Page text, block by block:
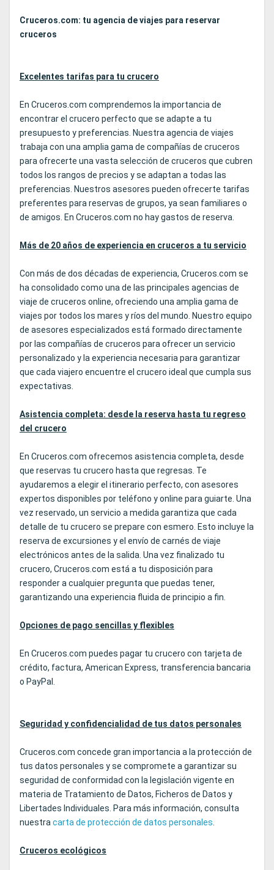
Cruceros.com: tu agencia de viajes para reservar
cruceros
Excelentes tarifas para tu crucero
En Cruceros.com comprendemos la importancia de
encontrar el crucero perfecto que se adapte a tu
presupuesto y preferencias. Nuestra agencia de viajes
trabaja con una amplia gama de compañías de cruceros
para ofrecerte una vasta selección de cruceros que cubren
todos los rangos de precios y se adaptan a todas las
preferencias. Nuestros asesores pueden ofrecerte tarifas
preferentes para reservas de grupos, ya sean familiares o
de amigos. En Cruceros.com no hay gastos de reserva.
Más de 20 años de experiencia en cruceros a tu servicio
Con más de dos décadas de experiencia, Cruceros.com se
ha consolidado como una de las principales agencias de
viaje de cruceros online, ofreciendo una amplia gama de
viajes por todos los mares y ríos del mundo. Nuestro equipo
de asesores especializados está formado directamente
por las compañías de cruceros para ofrecer un servicio
personalizado y la experiencia necesaria para garantizar
que cada viajero encuentre el crucero ideal que cumpla sus
expectativas.
Asistencia completa: desde la reserva hasta tu regreso
del crucero
En Cruceros.com ofrecemos asistencia completa, desde
que reservas tu crucero hasta que regresas. Te
ayudaremos a elegir el itinerario perfecto, con asesores
expertos disponibles por teléfono y online para guiarte. Una
vez reservado, un servicio a medida garantiza que cada
detalle de tu crucero se prepare con esmero. Esto incluye la
reserva de excursiones y el envío de carnés de viaje
electrónicos antes de la salida. Una vez finalizado tu
crucero, Cruceros.com está a tu disposición para
responder a cualquier pregunta que puedas tener,
garantizando una experiencia fluida de principio a fin.
Opciones de pago sencillas y flexibles
En Cruceros.com puedes pagar tu crucero con tarjeta de
crédito, factura, American Express, transferencia bancaria
o PayPal.
Seguridad y confidencialidad de tus datos personales
Cruceros.com concede gran importancia a la protección de
tus datos personales y se compromete a garantizar su
seguridad de conformidad con la legislación vigente en
materia de Tratamiento de Datos, Ficheros de Datos y
Libertades Individuales. Para más información, consulta
nuestra carta de protección de datos personales
Cruceros ecológicos